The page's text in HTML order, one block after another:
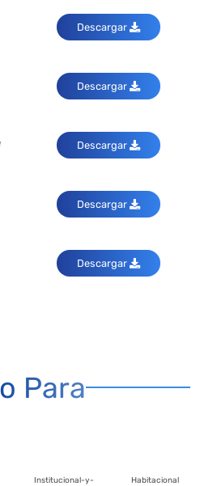
Descargar
Descargar
Descargar
Descargar
Descargar
Para
Institucional-y-
Habitacional